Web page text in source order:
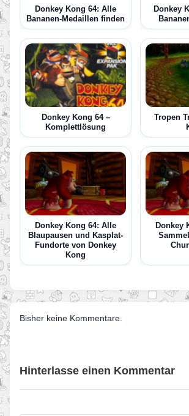
Donkey Kong 64: Alle
Bananen-Medaillen finden
Donkey
Donkey Kong 64 –
Komplettlösung
Tropen
Donkey Kong 64: Alle
Blaupausen und Kasplat-
Fundorte von Donkey
Kong
Donkey
Bisher keine Kommentare.
Hinterlasse einen Kommentar